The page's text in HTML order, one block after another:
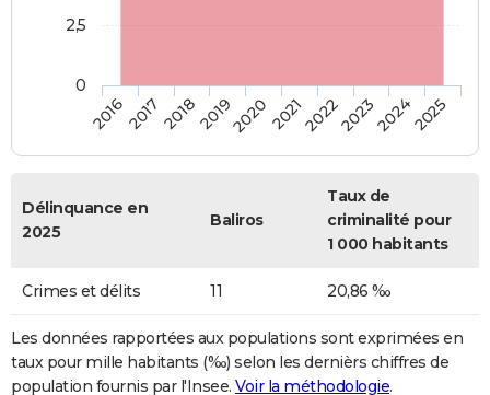
2016201720182019202020212022202320242025
0
2,5
Délinquance en
2025
Baliros
Taux de
criminalité pour
1 000 habitants
Crimes et délits 11 20,86 ‰
Les données rapportées aux populations sont exprimées en
taux pour mille habitants (‰) selon les dernièrs chiffres de
population fournis par l'Insee. Voir la méthodologie.